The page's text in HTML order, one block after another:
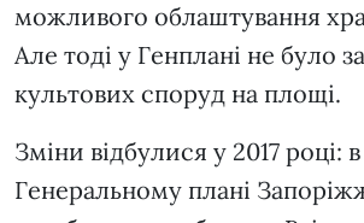
можливого облаштування
Але тоді у Генплані не було
культових споруд на площі.
Зміни відбулися у 2017 році:
Генеральному плані